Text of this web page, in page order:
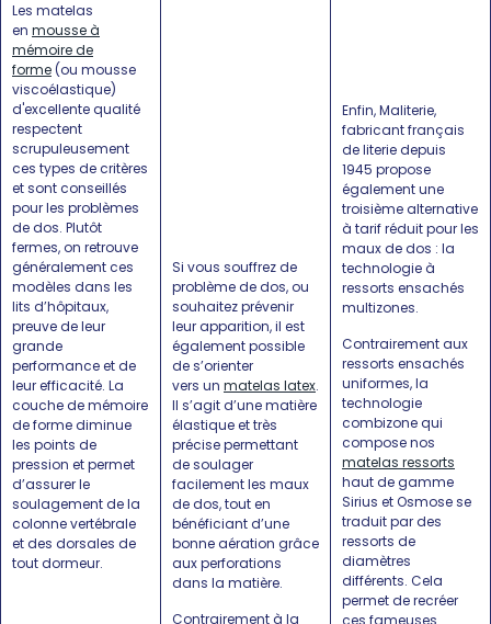
Les matelas
en mousse à
mémoire de
forme (ou mousse
viscoélastique)
d'excellente qualité
respectent
scrupuleusement
ces types de critères
et sont conseillés
pour les problèmes
de dos. Plutôt
fermes, on retrouve
généralement ces
modèles dans les
lits d’hôpitaux,
preuve de leur
grande
performance et de
leur efficacité. La
couche de mémoire
de forme diminue
les points de
pression et permet
d’assurer le
soulagement de la
colonne vertébrale
et des dorsales de
tout dormeur.
Si vous souffrez de
problème de dos, ou
souhaitez prévenir
leur apparition, il est
également possible
de s’orienter
vers un matelas latex.
Il s’agit d’une matière
élastique et très
précise permettant
de soulager
facilement les maux
de dos, tout en
bénéficiant d’une
bonne aération grâce
aux perforations
dans la matière.
Contrairement à la
Enfin, Maliterie,
fabricant français
de literie depuis
1945 propose
également une
troisième alternative
à tarif réduit pour les
maux de dos : la
technologie à
ressorts ensachés
multizones.
Contrairement aux
ressorts ensachés
uniformes, la
technologie
combizone qui
compose nos
matelas ressorts
haut de gamme
Sirius et Osmose se
traduit par des
ressorts de
diamètres
différents. Cela
permet de recréer
ces fameuses